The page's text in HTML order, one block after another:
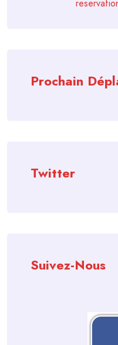
Prochain
Twitter
Suivez-Nous